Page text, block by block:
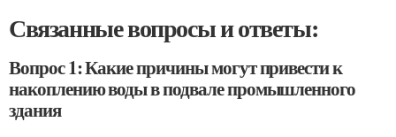
Связанные вопросы и ответы:
Вопрос 1: Какие причины могут привести к
накоплению воды в подвале промышленного
здания